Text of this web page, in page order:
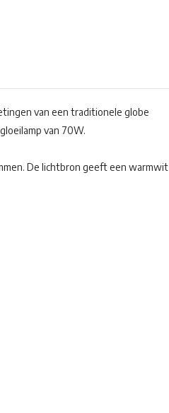
van een traditionele globe
van 70W.
De lichtbron geeft een warmwit